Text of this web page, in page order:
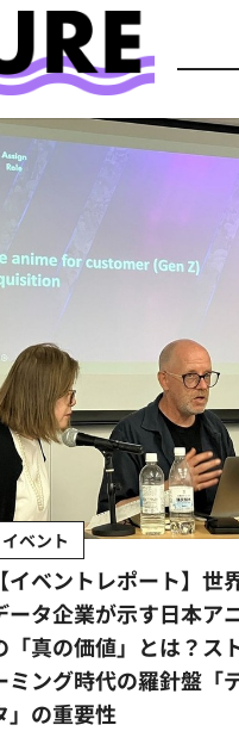
レポート】世界的
示す日本アニメ
」とは？ストリ
の羅針盤「デー